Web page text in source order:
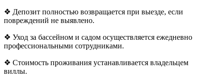
❖ Депозит полностью возвращается при выезде, если
повреждений не выявлено.
❖ Уход за бассейном и садом осуществляется ежедневно
профессиональными сотрудниками.
❖ Стоимость проживания устанавливается владельцем
виллы.